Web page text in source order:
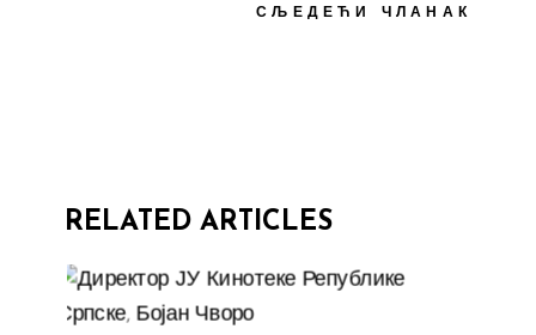
СЉЕДЕЋИ ЧЛАНАК
RELATED ARTICLES